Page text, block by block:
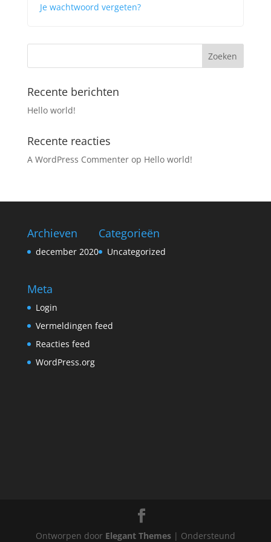
Je wachtwoord vergeten?
Recente berichten
Hello world!
Recente reacties
A WordPress Commenterop Hello world!
Archieven
december 2020
Categorieën
Uncategorized
Meta
Login
Vermeldingen feed
Reacties feed
WordPress.org
Ontworpen door Elegant Themes| Ondersteund